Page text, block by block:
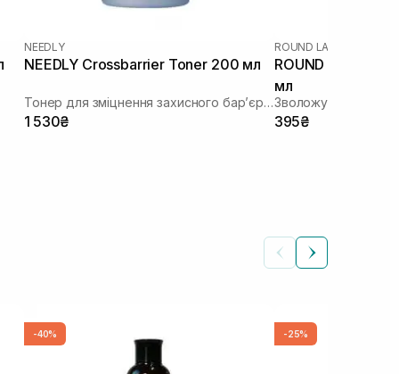
NEEDLY
NEEDLY Crossbarrier Toner 200 мл
Тонер для зміцнення захисного бар’єру з керамідами та пантенолом
1 530₴
ROUND LAB
ROUND LAB
мл
Зволожуючий
395₴
-40% -25%